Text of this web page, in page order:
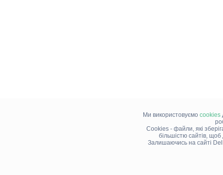
Ми використовуємо cookies
Cookies - файли, які
більшістю сайтів,
Залишаючись на сайті